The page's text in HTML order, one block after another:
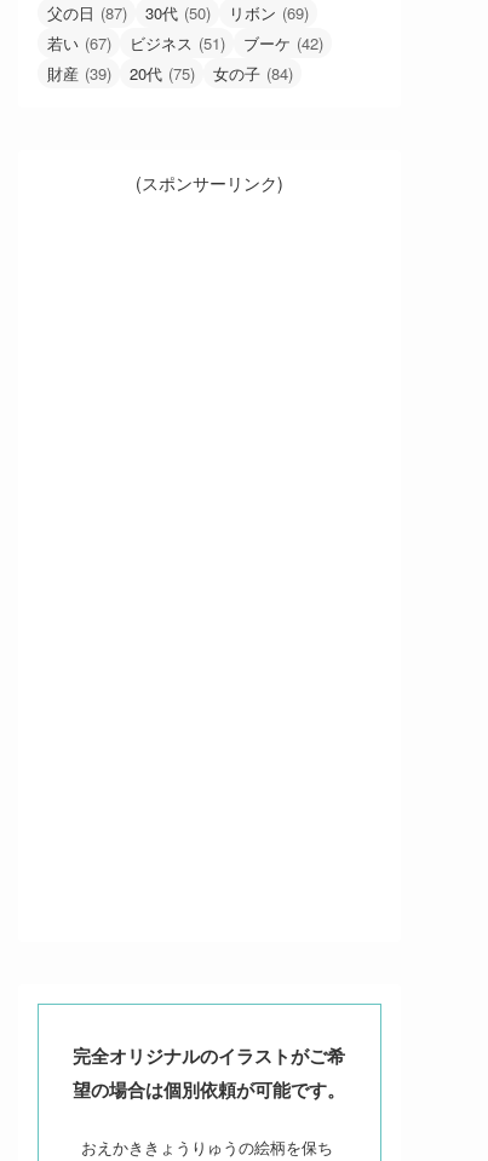
父の日 (87) 30代 (50) リボン (69)
若い (67) ビジネス (51) ブーケ (42)
財産 (39) 20代 (75) 女の子 (84)
(スポンサーリンク)
完全オリジナルのイラストがご希
望の場合は個別依頼が可能です。
おえかききょうりゅうの絵柄を保ち